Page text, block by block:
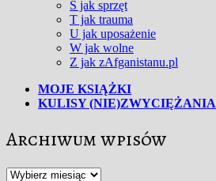
S jak sprzęt
T jak trauma
U jak uposażenie
W jak wolne
Z jak zAfganistanu.pl
MOJE KSIĄŻKI
KULISY (NIE)ZWYCIĘŻANIA
Archiwum wpisów
Archiwum